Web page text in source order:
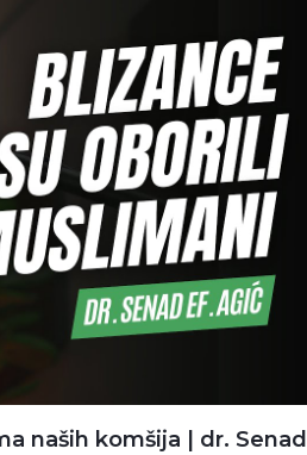
naših komšija | dr. Senad